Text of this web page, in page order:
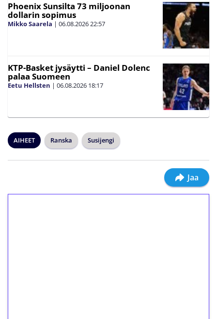
Phoenix Sunsilta 73 miljoonan
dollarin sopimus
Mikko Saarela | 06.08.202622:57
KTP-Basket jysäytti – Daniel Dolenc
palaa Suomeen
Eetu Hellsten | 06.08.2026 18:17
AIHEET Ranska Susijengi
Jaa